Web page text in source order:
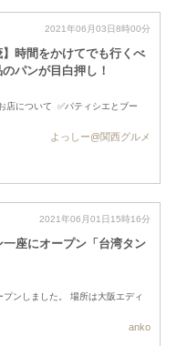
2021年06月03日8時00分
】時間をかけてでも行くべ
パンが目白押し！
店について ✅パティシエとブー
よっしー@関西グルメ
2021年06月01日15時16分
座にオープン「台湾タン
ンしました。 場所は大阪エディ
anko